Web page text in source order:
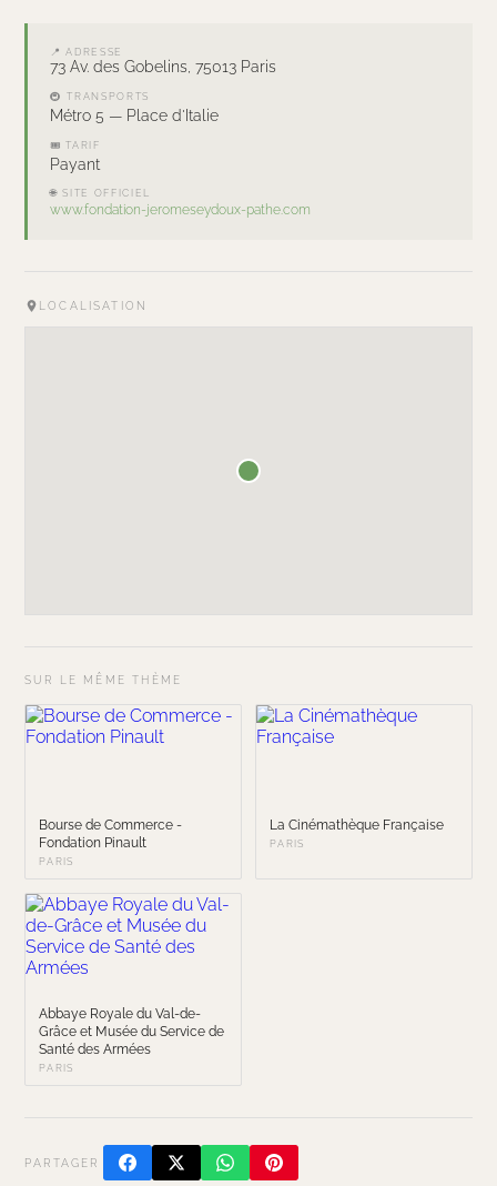
📍 ADRESSE
73 Av. des Gobelins, 75013 Paris
🚇 TRANSPORTS
Métro 5 — Place d'Italie
🎟 TARIF
Payant
🌐 SITE OFFICIEL
www.fondation-jeromeseydoux-pathe.com
LOCALISATION
SUR LE MÊME THÈME
Bourse de Commerce -
Fondation Pinault
PARIS
La Cinémathèque Française
PARIS
Abbaye Royale du Val-de-
Grâce et Musée du Service de
Santé des Armées
PARIS
PARTAGER